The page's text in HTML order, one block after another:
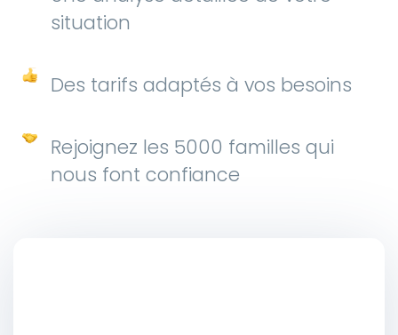
situation
Des tarifs adaptés à vos besoins
Rejoignez les 5000 familles qui
nous font confiance